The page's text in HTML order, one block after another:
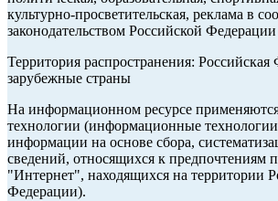
культурно-просветительская, реклама в
законодательством Российской
Территория распространения: Российская
зарубежные страны
На информационном ресурсе
технологии (информационные технологии
информации на основе сбора,
сведений, относящихся к предпочтениям
"Интернет", находящихся на территории
Федерации).